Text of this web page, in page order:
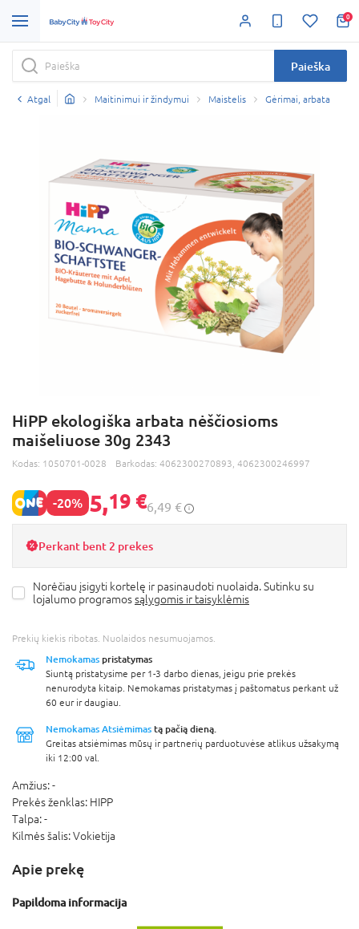
0
Paieška
Atgal Maitinimui ir žindymui Maistelis Gėrimai, arbata
HiPP ekologiška arbata nėščiosioms
maišeliuose 30g 2343
Kodas: 1050701-0028 Barkodas: 4062300270893, 4062300246997
-20% 5,19 €6,49 €
Perkant bent 2 prekes
Norėčiau įsigyti kortelę ir pasinaudoti nuolaida. Sutinku su
lojalumo programossąlygomis ir taisyklėmis
Prekių kiekis ribotas. Nuolaidos nesumuojamos.
Nemokamas pristatymas
Siuntą pristatysime per 1-3 darbo dienas, jeigu prie prekės
nenurodyta kitaip. Nemokamas pristatymas į paštomatus perkant už
60 eur ir daugiau.
Nemokamas Atsiėmimas tą pačią dieną.
Greitas atsiėmimas mūsų ir partnerių parduotuvėse atlikus užsakymą
iki 12:00 val.
Amžius:-
Prekės ženklas: HIPP
Talpa:-
Kilmės šalis:Vokietija
Apie prekę
Papildoma informacija